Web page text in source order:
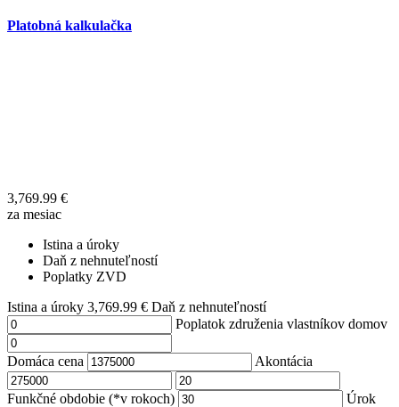
Platobná kalkulačka
3,769.99 €
za mesiac
Istina a úroky
Daň z nehnuteľností
Poplatky ZVD
Istina a úroky 3,769.99 € Daň z nehnuteľností
Poplatok združenia vlastníkov domov
Domáca cena Akontácia
Funkčné obdobie (*v rokoch) Úrok